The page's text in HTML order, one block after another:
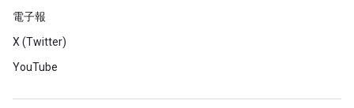
電子報
X (Twitter)
YouTube